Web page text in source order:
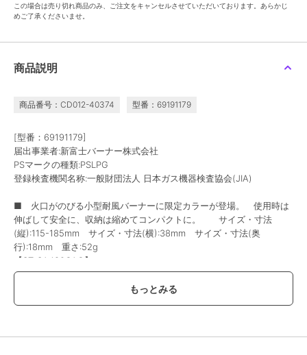
この場合は売り切れ商品のみ、ご注文をキャンセルさせていただいております。あらかじ
めご了承くださいませ。
商品説明
商品番号：CD012-40374 型番：69191179
[型番：69191179]
届出事業者:新富士バーナー株式会社
PSマークの種類:PSLPG
登録検査機関名称:一般財団法人 日本ガス機器検査協会(JIA)
■ 火口がのびる小型耐風バーナーに限定カラーが登場。 使用時は
伸ばして安全に、収納は縮めてコンパクトに。 サイズ・寸法
(縦):115-185mm サイズ・寸法(横):38mm サイズ・寸法(奥
行):18mm 重さ:52g
【ST-SA480CAG】
ブランド ソト